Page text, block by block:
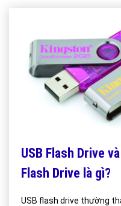
USB Flash Drive
Flash Drive là gì?
USB flash drive thường